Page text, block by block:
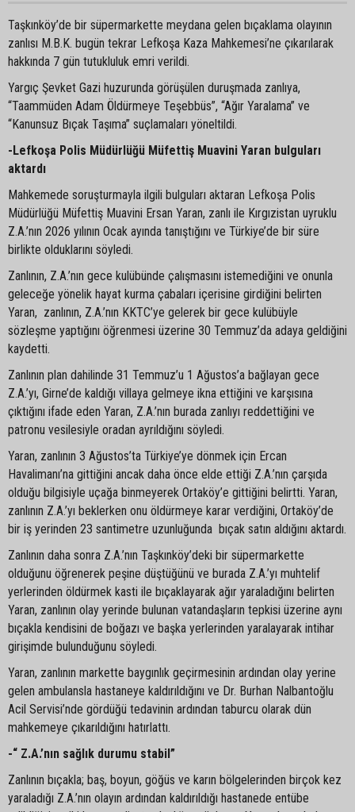
Taşkınköy’de bir süpermarkette meydana gelen bıçaklama olayının
zanlısı M.B.K. bugün tekrar Lefkoşa Kaza Mahkemesi’ne çıkarılarak
hakkında 7 gün tutukluluk emri verildi.
Yargıç Şevket Gazi huzurunda görüşülen duruşmada zanlıya,
“Taammüden Adam Öldürmeye Teşebbüs”, “Ağır Yaralama” ve
“Kanunsuz Bıçak Taşıma” suçlamaları yöneltildi.
-Lefkoşa Polis Müdürlüğü Müfettiş Muavini Yaran bulguları
aktardı
Mahkemede soruşturmayla ilgili bulguları aktaran Lefkoşa Polis
Müdürlüğü Müfettiş Muavini Ersan Yaran, zanlı ile Kırgızistan uyruklu
Z.A.’nın 2026 yılının Ocak ayında tanıştığını ve Türkiye’de bir süre
birlikte olduklarını söyledi.
Zanlının, Z.A.’nın gece kulübünde çalışmasını istemediğini ve onunla
geleceğe yönelik hayat kurma çabaları içerisine girdiğini belirten
Yaran, zanlının, Z.A.’nın KKTC’ye gelerek bir gece kulübüyle
sözleşme yaptığını öğrenmesi üzerine 30 Temmuz’da adaya geldiğini
kaydetti.
Zanlının plan dahilinde 31 Temmuz’u 1 Ağustos’a bağlayan gece
Z.A.’yı, Girne’de kaldığı villaya gelmeye ikna ettiğini ve karşısına
çıktığını ifade eden Yaran, Z.A.’nın burada zanlıyı reddettiğini ve
patronu vesilesiyle oradan ayrıldığını söyledi.
Yaran, zanlının 3 Ağustos’ta Türkiye’ye dönmek için Ercan
Havalimanı’na gittiğini ancak daha önce elde ettiği Z.A.’nın çarşıda
olduğu bilgisiyle uçağa binmeyerek Ortaköy’e gittiğini belirtti. Yaran,
zanlının Z.A.’yı beklerken onu öldürmeye karar verdiğini, Ortaköy’de
bir iş yerinden 23 santimetre uzunluğunda bıçak satın aldığını aktardı.
Zanlının daha sonra Z.A.’nın Taşkınköy’deki bir süpermarkette
olduğunu öğrenerek peşine düştüğünü ve burada Z.A.’yı muhtelif
yerlerinden öldürmek kasti ile bıçaklayarak ağır yaraladığını belirten
Yaran, zanlının olay yerinde bulunan vatandaşların tepkisi üzerine aynı
bıçakla kendisini de boğazı ve başka yerlerinden yaralayarak intihar
girişimde bulunduğunu söyledi.
Yaran, zanlının markette baygınlık geçirmesinin ardından olay yerine
gelen ambulansla hastaneye kaldırıldığını ve Dr. Burhan Nalbantoğlu
Acil Servisi’nde gördüğü tedavinin ardından taburcu olarak dün
mahkemeye çıkarıldığını hatırlattı.
-“ Z.A.’nın sağlık durumu stabil”
Zanlının bıçakla; baş, boyun, göğüs ve karın bölgelerinden birçok kez
yaraladığı Z.A.’nın olayın ardından kaldırıldığı hastanede entübe